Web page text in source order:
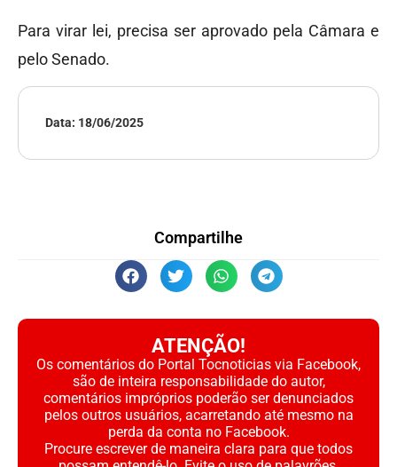
Para virar lei, precisa ser aprovado pela Câmara e
pelo Senado.
Data: 18/06/2025
Compartilhe
ATENÇÃO!
Os comentários do Portal Tocnoticias via Facebook,
são de inteira responsabilidade do autor,
comentários impróprios poderão ser denunciados
pelos outros usuários, acarretando até mesmo na
perda da conta no Facebook.
Procure escrever de maneira clara para que todos